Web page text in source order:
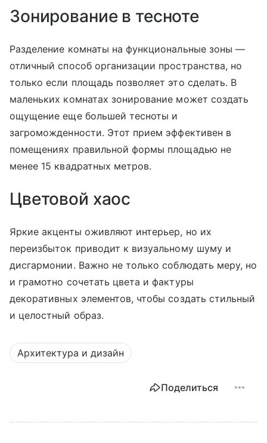
Зонирование в тесноте
Разделение комнаты на функциональные зоны —
отличный способ организации пространства, но
только если площадь позволяет это сделать. В
маленьких комнатах зонирование может создать
ощущение еще большей тесноты и
загроможденности. Этот прием эффективен в
помещениях правильной формы площадью не
менее 15 квадратных метров.
Цветовой хаос
Яркие акценты оживляют интерьер, но их
переизбыток приводит к визуальному шуму и
дисгармонии. Важно не только соблюдать меру, но
и грамотно сочетать цвета и фактуры
декоративных элементов, чтобы создать стильный
и целостный образ.
Архитектура и дизайн
Поделиться